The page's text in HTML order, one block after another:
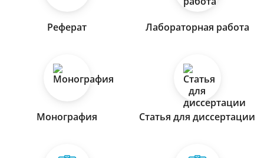
Реферат Лабораторная работа
Монография Статья для диссертации